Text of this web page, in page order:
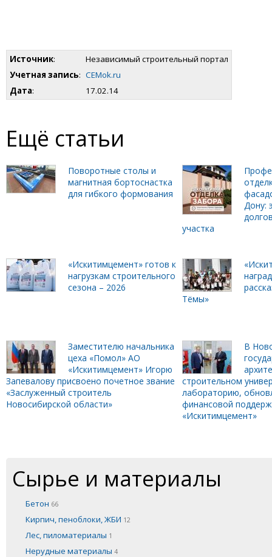
Источник:
Hезависимый строительный портал
Учетная запись: CEMok.ru
Дата: 17.02.14
Ещё статьи
Поворотные столы и
магнитная бортоснастка
для гибкого формования
Дону:
участка
«Искитимцемент» готов к
нагрузкам строительного
сезона – 2026
Тёмы»
Заместителю начальника
цеха «Помол» АО
«Искитимцемент» Игорю
Запевалову присвоено почетное звание
«Заслуженный строитель
Новосибирской области»
В
строительном
лабораторию,
финансовой
«Искитимцемент»
Сырье и материалы
Бетон 66
Кирпич, пеноблоки, ЖБИ 12
Лес, пиломатериалы 1
Нерудные материалы 4